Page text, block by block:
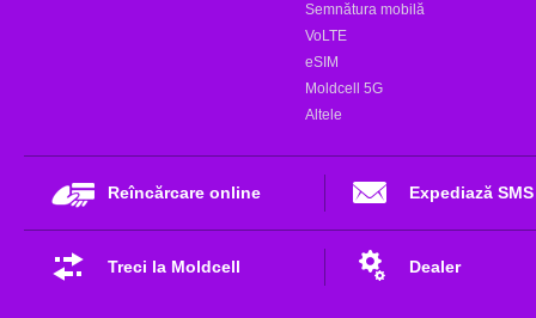
Semnătura mobilă
VoLTE
eSIM
Moldcell 5G
Altele
Reîncărcare online Expediază SMS
Treci la Moldcell Dealer